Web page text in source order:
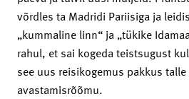
võrdles ta Madridi Pariisiga ja
„kummaline linn“ ja „tükike
rahul, et sai kogeda teistsugust
see uus reisikogemus pakkus
avastamisrõõmu.